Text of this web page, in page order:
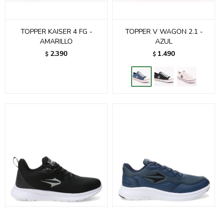
TOPPER KAISER 4 FG -
AMARILLO
$ 2.390
TOPPER V WAGON 2.1 -
AZUL
$ 1.490